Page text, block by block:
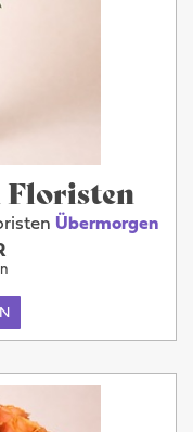
Floristen
Übermorgen